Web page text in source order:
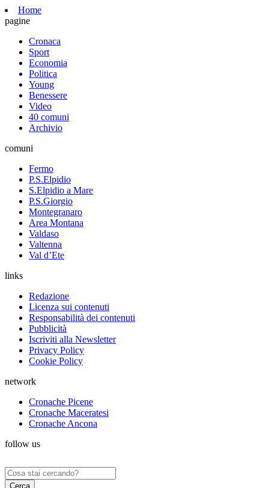
Home
pagine
Cronaca
Sport
Economia
Politica
Young
Benessere
Video
40 comuni
Archivio
comuni
Fermo
P.S.Elpidio
S.Elpidio a Mare
P.S.Giorgio
Montegranaro
Area Montana
Valdaso
Valtenna
Val d’Ete
links
Redazione
Licenza sui contenuti
Responsabilità dei contenuti
Pubblicità
Iscriviti alla Newsletter
Privacy Policy
Cookie Policy
network
Cronache Picene
Cronache Maceratesi
Cronache Ancona
follow us
Ricerca
per: